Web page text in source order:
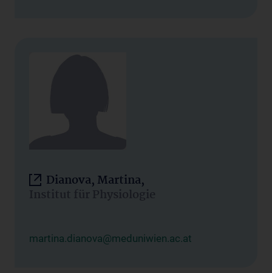
Dianova, Martina,
Institut für Physiologie
martina.dianova@meduniwien.ac.at